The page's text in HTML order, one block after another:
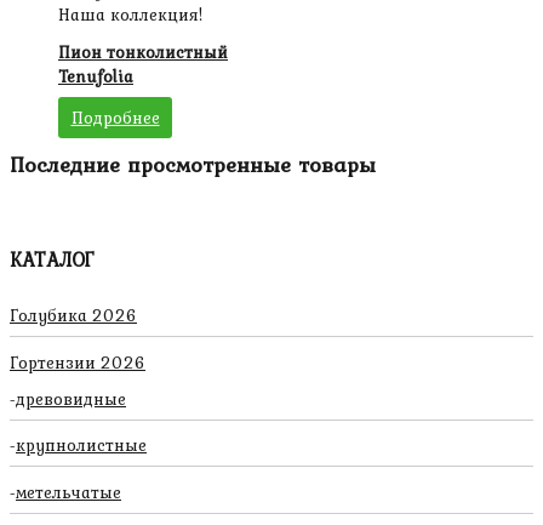
КАТАЛОГ
Голубика 2026
Гортензии 2026
древовидные
крупнолистные
метельчатые
Наша коллекция!
Пион тонколистный
Tenufolia
Подробнее
Последние просмотренные товары